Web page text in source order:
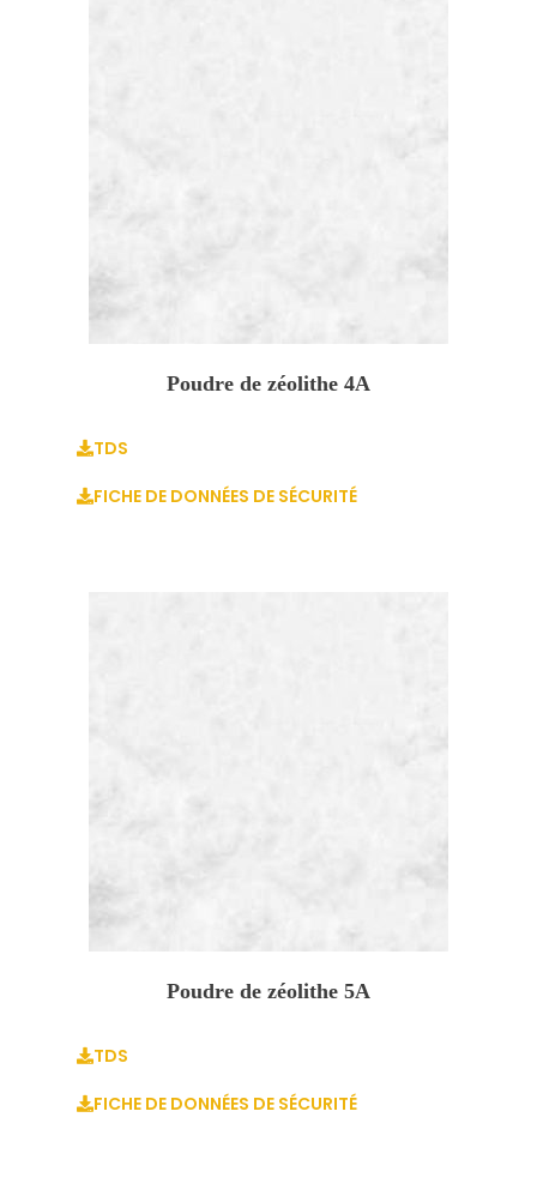
Poudre de zéolithe 4A
TDS
FICHE DE DONNÉES DE SÉCURITÉ
Poudre de zéolithe 5A
TDS
FICHE DE DONNÉES DE SÉCURITÉ